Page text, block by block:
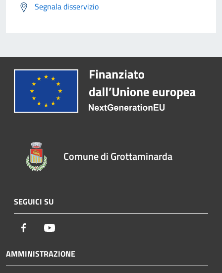
Segnala disservizio
Comune di Grottaminarda
SEGUICI SU
Facebook
AMMINISTRAZIONE